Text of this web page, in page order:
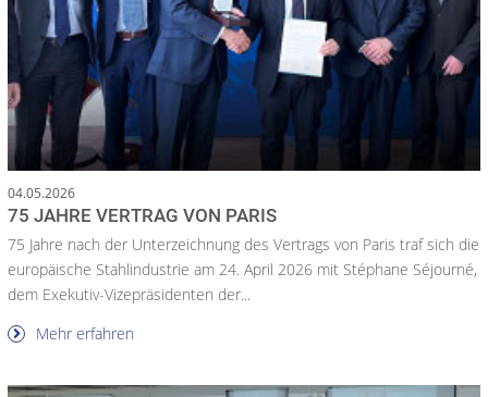
04.05.2026
75 JAHRE VERTRAG VON PARIS
75 Jahre nach der Unterzeichnung des Vertrags von Paris traf sich die
europäische Stahlindustrie am 24. April 2026 mit Stéphane Séjourné,
dem Exekutiv-Vizepräsidenten der...
Mehr erfahren